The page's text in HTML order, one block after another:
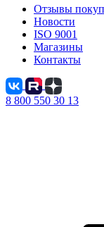
Отзывы
Новости
ISO 9001
Магазины
Контакты
8 800 550 30 13